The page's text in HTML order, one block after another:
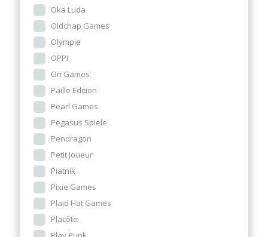
Oka Luda
Oldchap Games
Olympie
OPPI
Ori Games
Paille Edition
Pearl Games
Pegasus Spiele
Pendragon
Petit Joueur
Piatnik
Pixie Games
Plaid Hat Games
Placôte